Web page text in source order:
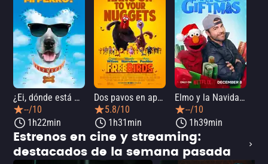
¿Ei, dónde está mi perro?
--/10
1h22min
Dos pavos en apuros
5.8/10
1h31min
Elmo y la Navidad mágica de Mark Rober
--/10
1h39min
Estrenos en cine y streaming:
destacados de la semana pasada